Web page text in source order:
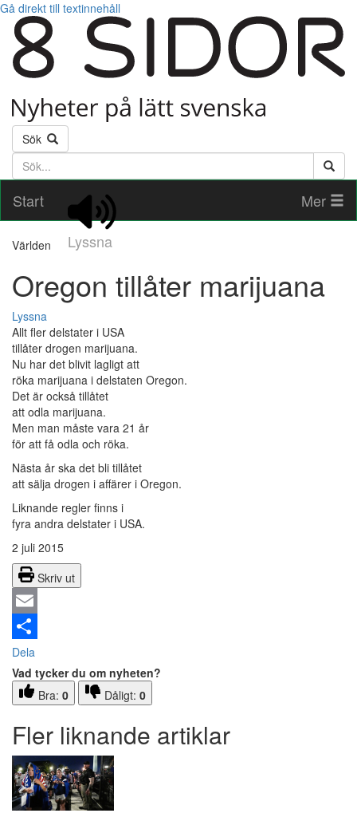
Gå direkt till textinnehåll
Sök
Söktext
Start
Lyssna
Mer
Världen
Oregon tillåter marijuana
Lyssna
Allt fler delstater i USA
tillåter drogen marijuana.
Nu har det blivit lagligt att
röka marijuana i delstaten Oregon.
Det är också tillåtet
att odla marijuana.
Men man måste vara 21 år
för att få odla och röka.
Nästa år ska det bli tillåtet
att sälja drogen i affärer i Oregon.
Liknande regler finns i
fyra andra delstater i USA.
2 juli 2015
Skriv ut
Email
Dela
Vad tycker du om nyheten?
Bra: 0 Dåligt: 0
Fler liknande artiklar